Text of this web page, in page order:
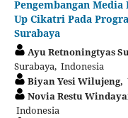
Pengembangan
Up Cikatri Pada
Surabaya
Ayu Retnoningtyas
Surabaya, Indonesia
Biyan Yesi Wilujeng,
Novia Restu
Indonesia